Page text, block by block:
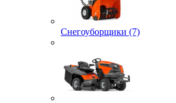
Снегоуборщики (7)